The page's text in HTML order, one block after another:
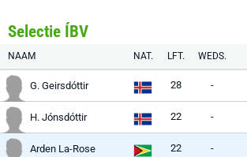
Selectie ÍBV
NAAM NAT. LFT. WEDS.
G. Geirsdóttir 28 -
H. Jónsdóttir 22 -
Arden La-Rose 22 -